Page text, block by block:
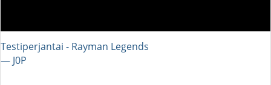
Testiperjantai - Rayman Legends
― J0P